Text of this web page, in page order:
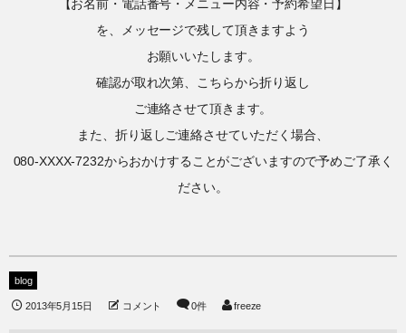
【お名前・電話番号・メニュー内容・予約希望日】
を、メッセージで残して頂きますよう
お願いいたします。
確認が取れ次第、こちらから折り返し
ご連絡させて頂きます。
また、折り返しご連絡させていただく場合、
080-XXXX-7232からおかけすることがございますので予めご了承く
ださい。
blog
2013年5月15日 コメント 0件 freeze